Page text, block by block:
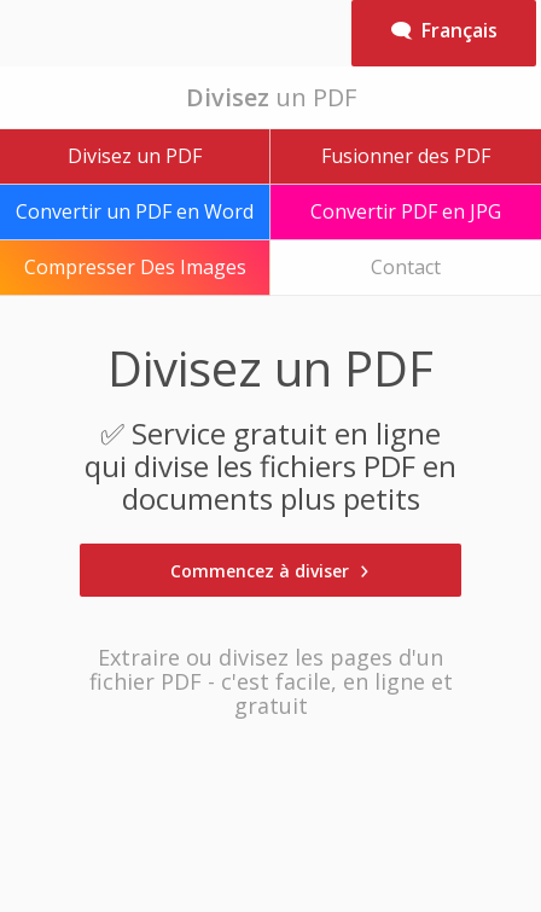
🗨 Français
Divisez un PDF
Divisez un PDF Fusionner des PDF
Convertir un PDF en Word Convertir PDF en JPG
Compresser Des Images Contact
Divisez un PDF
✅ Service gratuit en ligne
qui divise les fichiers PDF en
documents plus petits
Commencez à diviser
Extraire ou divisez les pages d'un
fichier PDF - c'est facile, en ligne et
gratuit